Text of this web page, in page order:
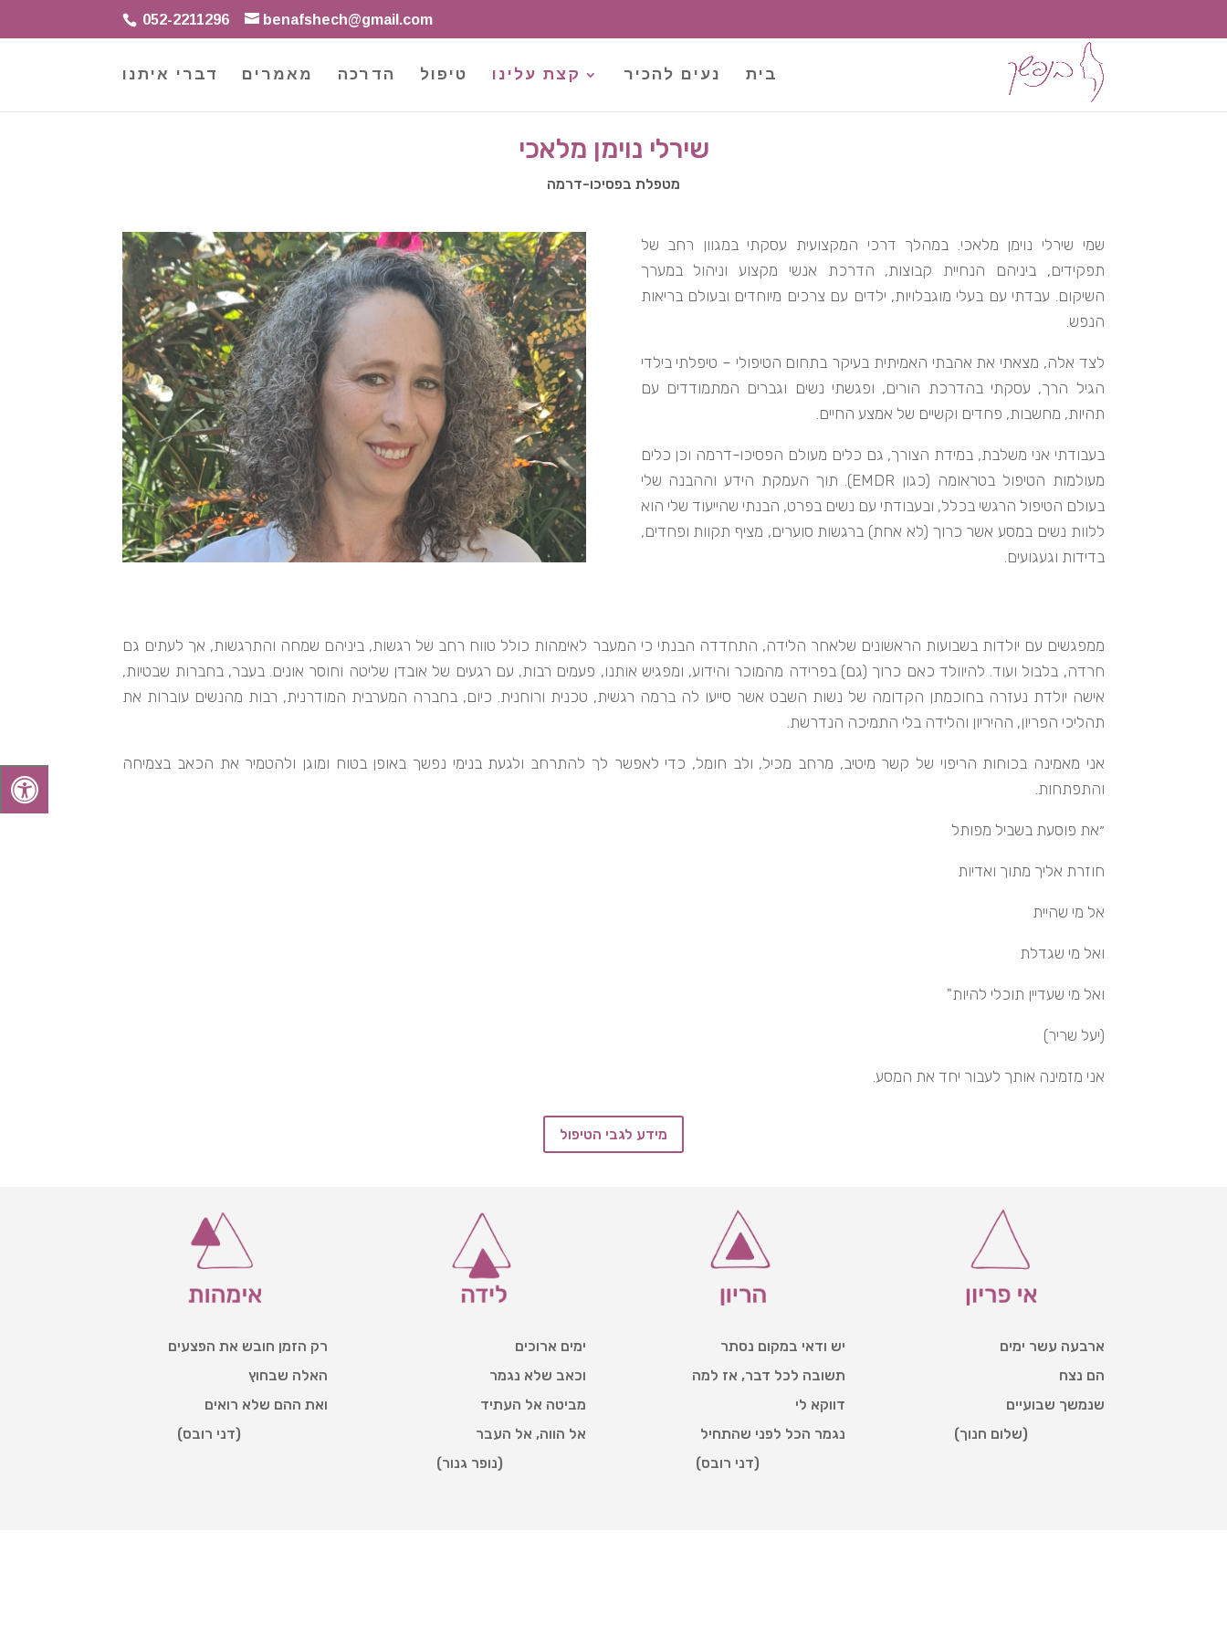
052-2211296 benafshech@gmail.com
בית נעים להכיר קצת עלינו טיפול הדרכה מאמרים דברי איתנו
שירלי נוימן מלאכי
מטפלת בפסיכו-דרמה
שמי שירלי נוימן מלאכי. במהלך דרכי המקצועית עסקתי במגוון רחב של
תפקידים, ביניהם הנחיית קבוצות, הדרכת אנשי מקצוע וניהול במערך
השיקום. עבדתי עם בעלי מוגבלויות, ילדים עם צרכים מיוחדים ובעולם בריאות
הנפש.
לצד אלה, מצאתי את אהבתי האמיתית בעיקר בתחום הטיפולי – טיפלתי בילדי
הגיל הרך, עסקתי בהדרכת הורים, ופגשתי נשים וגברים המתמודדים עם
תהיות, מחשבות, פחדים וקשיים של אמצע החיים.
בעבודתי אני משלבת, במידת הצורך, גם כלים מעולם הפסיכו-דרמה וכן כלים
מעולמות הטיפול בטראומה (כגון EMDR). תוך העמקת הידע וההבנה שלי
בעולם הטיפול הרגשי בכלל, ובעבודתי עם נשים בפרט, הבנתי שהייעוד שלי הוא
ללוות נשים במסע אשר כרוך (לא אחת) ברגשות סוערים, מציף תקוות ופחדים,
בדידות וגעגועים.
ממפגשים עם יולדות בשבועות הראשונים שלאחר הלידה, התחדדה הבנתי כי המעבר לאימהות כולל טווח רחב של רגשות, ביניהם שמחה והתרגשות, אך לעתים גם
חרדה, בלבול ועוד. להיוולד כאם כרוך (גם) בפרידה מהמוכר והידוע, ומפגיש אותנו, פעמים רבות, עם רגעים של אובדן שליטה וחוסר אונים. בעבר, בחברות שבטיות,
אישה יולדת נעזרה בחוכמתן הקדומה של נשות השבט אשר סייעו לה ברמה רגשית, טכנית ורוחנית. כיום, בחברה המערבית המודרנית, רבות מהנשים עוברות את
תהליכי הפריון, ההיריון והלידה בלי התמיכה הנדרשת.
אני מאמינה בכוחות הריפוי של קשר מיטיב, מרחב מכיל, ולב חומל, כדי לאפשר לך להתרחב ולגעת בנימי נפשך באופן בטוח ומוגן ולהטמיר את הכאב בצמיחה
והתפתחות.
״את פוסעת בשביל מפותל
חוזרת אליך מתוך ואדיות
אל מי שהיית
ואל מי שגדלת
ואל מי שעדיין תוכלי להיות"
(יעל שריר)
אני מזמינה אותך לעבור יחד את המסע.
מידע לגבי הטיפול
רק הזמן חובש את הפצעים
האלה שבחוץ
ואת ההם שלא רואים
(דני רובס)
ימים ארוכים
וכאב שלא נגמר
מביטה אל העתיד
אל הווה, אל העבר
(נופר גנור)
יש ודאי במקום נסתר
תשובה לכל דבר, אז למה
דווקא לי
נגמר הכל לפני שהתחיל
(דני רובס)
ארבעה עשר ימים
הם נצח
שנמשך שבועיים
(שלום חנוך)